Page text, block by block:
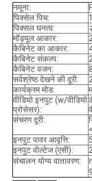
नमूना:
पिक्सेल पिच:
पिक्सल घनत्व:
मॉड्यूल आकार:
कैबिनेट का आकार:
कैबिनेट संकल्प:
कैबिनेट वजन:
सर्वश्रेष्ठ देखने की दूरी:
कार्यक्रम मोड:
वीडियो इनपुट (w/वीडियो
प्रोसेसर):
संचरण दूरी:
इनपुट पावर आवृत्ति:
इनपुट वोल्टेज (एसी):
संचालन योग्य वातावरण: